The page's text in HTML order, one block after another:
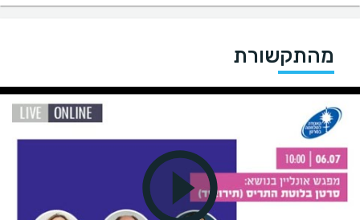
מהתקשורת